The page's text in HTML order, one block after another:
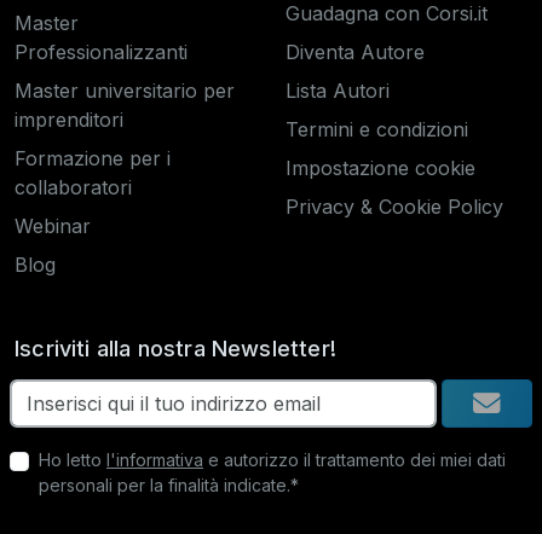
Master
Professionalizzanti
Master universitario per
imprenditori
Formazione per i
collaboratori
Webinar
Blog
Guadagna con Corsi.it
Diventa Autore
Lista Autori
Termini e condizioni
Impostazione cookie
Privacy & Cookie Policy
Iscriviti alla nostra Newsletter!
Ho letto l'informativa e autorizzo il trattamento dei miei dati
personali per la finalità indicate.*